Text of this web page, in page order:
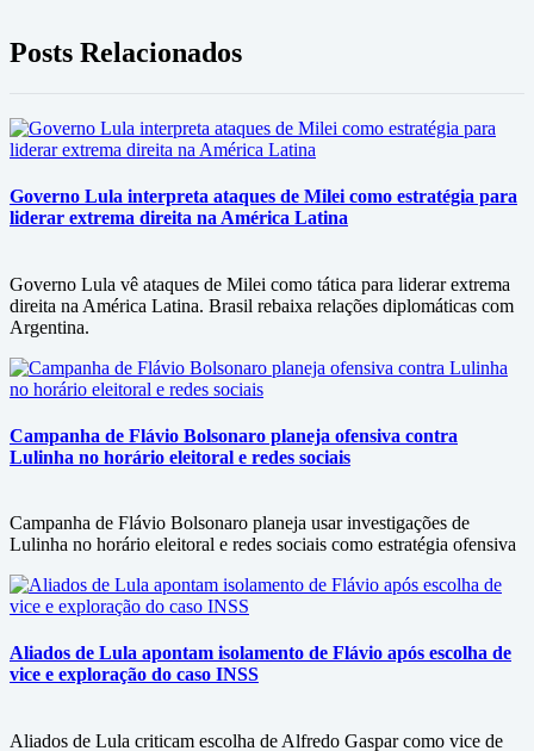
Posts Relacionados
Governo Lula interpreta ataques de Milei como estratégia para
liderar extrema direita na América Latina
Governo Lula vê ataques de Milei como tática para liderar extrema
direita na América Latina. Brasil rebaixa relações diplomáticas com
Argentina.
Campanha de Flávio Bolsonaro planeja ofensiva contra
Lulinha no horário eleitoral e redes sociais
Campanha de Flávio Bolsonaro planeja usar investigações de
Lulinha no horário eleitoral e redes sociais como estratégia ofensiva
Aliados de Lula apontam isolamento de Flávio após escolha de
vice e exploração do caso INSS
Aliados de Lula criticam escolha de Alfredo Gaspar como vice de